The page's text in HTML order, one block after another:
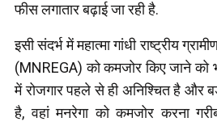
फीस लगातार बढ़ाई जा रही है.
इसी संदर्भ में महात्मा गांधी राष्ट्रीय
(MNREGA) को कमजोर किए जाने को
में रोजगार पहले से ही अनिश्चित है और
है, वहां मनरेगा को कमजोर करना